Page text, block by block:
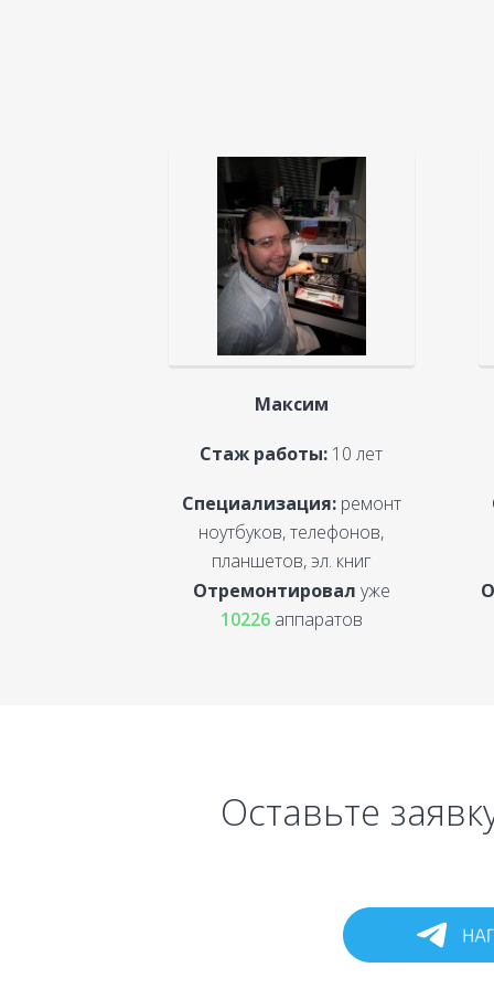
Максим
Стаж работы: 10 лет
Специализация:ремонт
ноутбуков, телефонов,
планшетов, эл. книг
Отремонтировал уже
10226аппаратов
Оставьте